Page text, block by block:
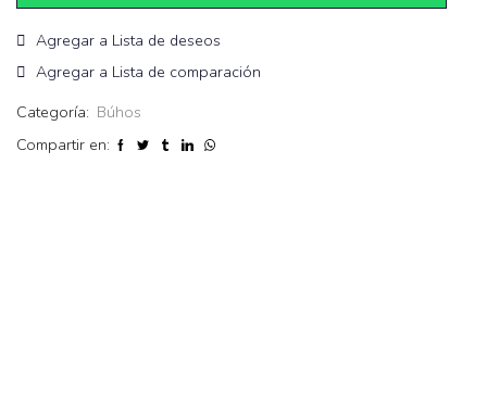
Agregar a Lista de deseos
Agregar a Lista de comparación
Categoría: Búhos
Compartir en: